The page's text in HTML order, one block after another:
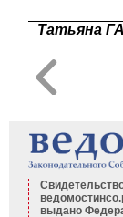
Татьяна
выдано